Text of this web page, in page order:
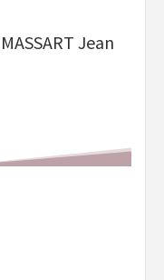
MASSART Jean